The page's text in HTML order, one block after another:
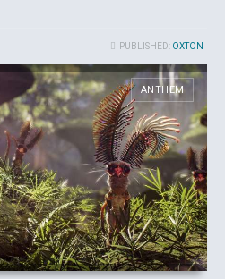
PUBLISHED: OXTON
ANTHEM